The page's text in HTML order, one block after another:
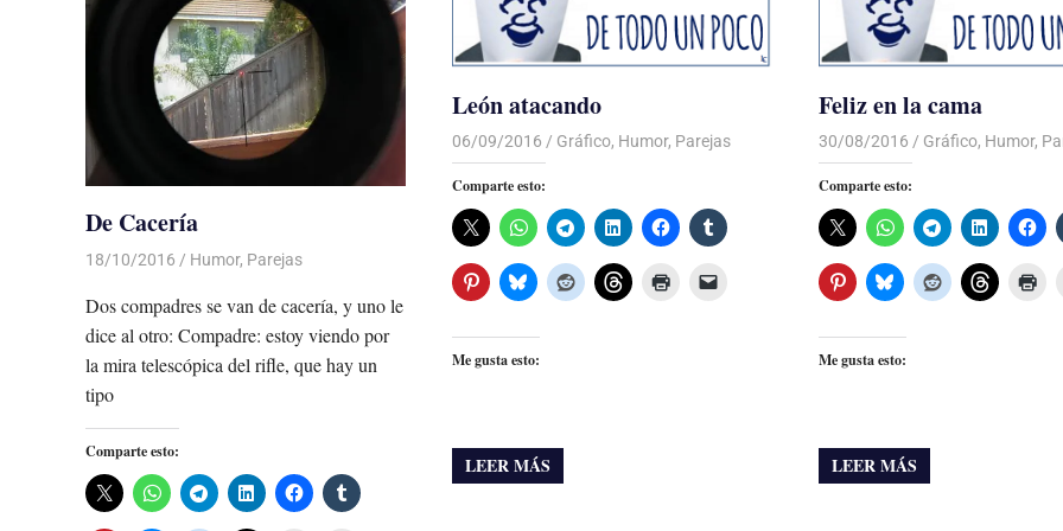
De Cacería
18/10/2016 Luis Castellanos
Humor, Parejas
Dos compadres se van de cacería, y uno le
dice al otro: Compadre: estoy viendo por
la mira telescópica del rifle, que hay un
tipo
Comparte esto:
León atacando
06/09/2016 Luis Castellanos
Gráfico, Humor, Parejas
Comparte esto:
Me gusta esto:
LEER MÁS
Feliz en la cama
30/08/2016 Luis Castellanos
Gráfico, Humor,
Comparte esto:
Me gusta esto:
LEER MÁS